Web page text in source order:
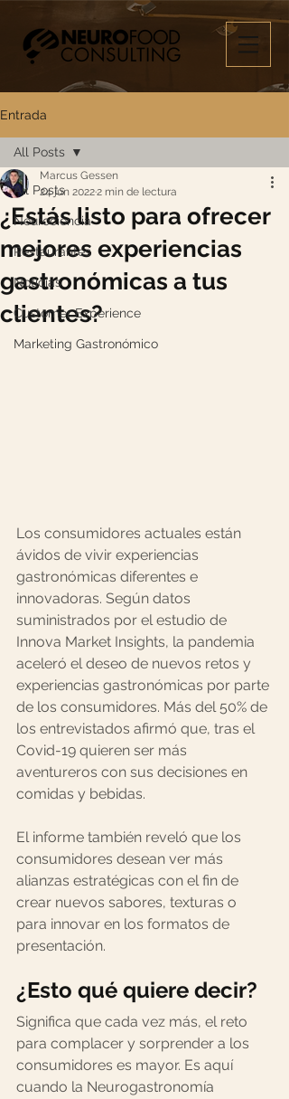
Entrada
All Posts
Neurociencia
Restaurantes
Noticias
Customer Experience
Marketing Gastronómico
All Posts
¿Estás listo para ofrecer
mejores experiencias
gastronómicas a tus
clientes?
Marcus Gessen
24 jun 20222 min de lectura
Los consumidores actuales están
ávidos de vivir experiencias
gastronómicas diferentes e
innovadoras. Según datos
suministrados por el estudio de
Innova Market Insights, la pandemia
aceleró el deseo de nuevos retos y
experiencias gastronómicas por parte
de los consumidores. Más del 50% de
los entrevistados afirmó que, tras el
Covid-19 quieren ser más
aventureros con sus decisiones en
comidas y bebidas. ⠀
El informe también reveló que los
consumidores desean ver más
alianzas estratégicas con el fin de
crear nuevos sabores, texturas o
para innovar en los formatos de
presentación.⠀
¿Esto qué quiere decir?
Significa que cada vez más, el reto
para complacer y sorprender a los
consumidores es mayor. Es aquí
cuando la Neurogastronomía